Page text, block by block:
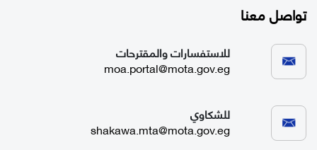
تواصل معنا
للاستفسارات والمقترحات
moa.portal@mota.gov.eg
للشكاوي
shakawa.mta@mota.gov.eg